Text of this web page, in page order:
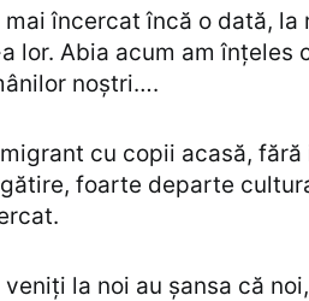
mai încercat încă o dată, la
lor. Abia acum am înțeles
noștri….
cu copii acasă,
foarte departe
veniți la noi au șansa că